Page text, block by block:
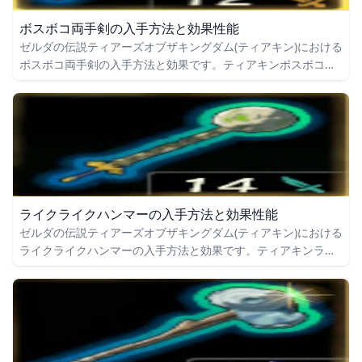
ボスボコ両手剣の入手方法と効果性能
ゼルダの伝説ティアーズオブザキングダム(ティアキン)における
ボスボコ両手剣の入手方法と効果です。ティアキンボスボコ両
いても掲載しています。
ライクライクハンマーの入手方法と効果性能
ゼルダの伝説ティアーズオブザキングダム(ティアキン)における
ライクライクハンマーの入手方法と効果です。ティアキンライ
の効果や攻撃力についても掲載しています。